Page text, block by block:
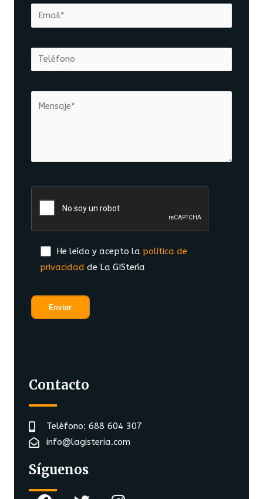
He leído y acepto la política de
privacidad de La GIStería
Contacto
Teléfono: 688 604 307
info@lagisteria.com
Síguenos